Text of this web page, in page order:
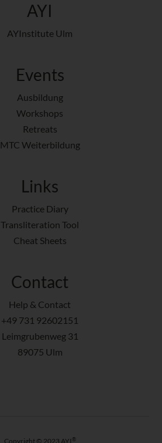
AYI
AYInstitute Ulm
Events
Ausbildung
Workshops
Retreats
MTC Weiterbildung
Links
Practice Diary
Transliteration Tool
Cheat Sheets
Contact
Help & Contact
+49 731 92602151
Leimgrubenweg 31
89075 Ulm
Copyright © 2023 AYI ®